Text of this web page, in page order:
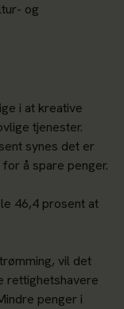
og
i at kreative
tjenester.
synes det er
å spare penger.
46,4 prosent at
vil det
rettighetshavere
penger i